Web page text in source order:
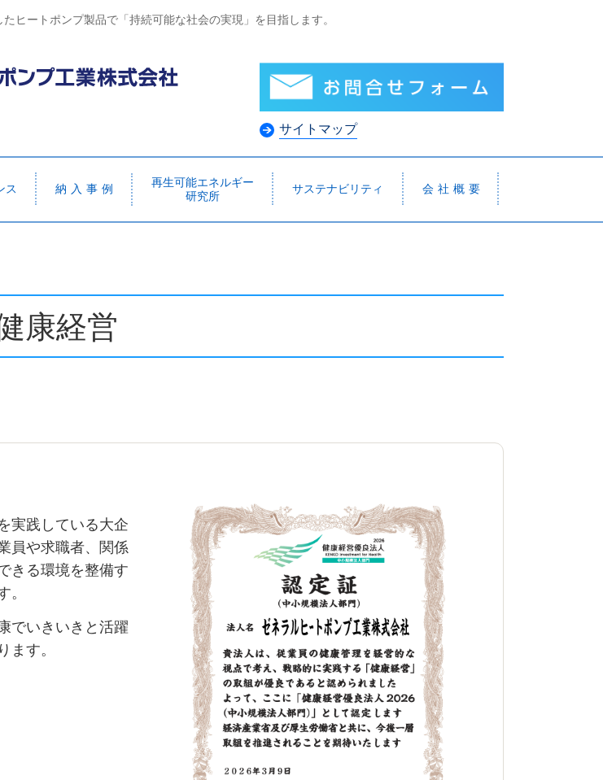
ヒートポンプ製品で「持続可能な社会の実現」を目指します。
サイトマップ
ス 納 入 事 例
再生可能エネルギー
研究所
サステナビリティ 会 社 概 要
康経営
実践している大企
員や求職者、関係
きる環境を整備す
。
でいきいきと活躍
ます。